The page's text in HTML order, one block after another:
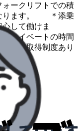
ークリフトでの積
ります。 ＊添乗
して働けま
ライベートの時間
資格取得制度あり